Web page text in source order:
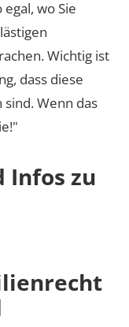
wo Sie
Wichtig ist
dass diese
Wenn das
Infos zu